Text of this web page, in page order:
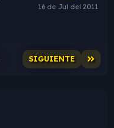
SIGUIENTE